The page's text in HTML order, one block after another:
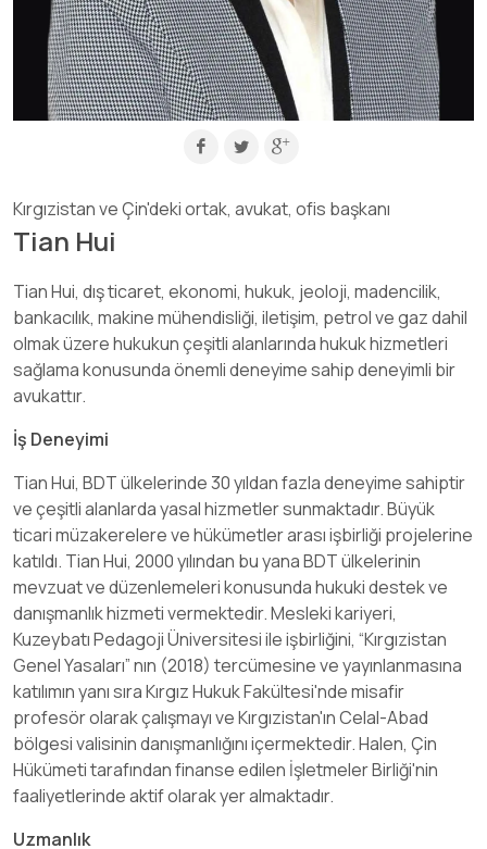
Kırgızistan ve Çin'deki ortak, avukat, ofis başkanı
Tian Hui
Tian Hui, dış ticaret, ekonomi, hukuk, jeoloji, madencilik,
bankacılık, makine mühendisliği, iletişim, petrol ve gaz dahil
olmak üzere hukukun çeşitli alanlarında hukuk hizmetleri
sağlama konusunda önemli deneyime sahip deneyimli bir
avukattır.
İş Deneyimi
Tian Hui, BDT ülkelerinde 30 yıldan fazla deneyime sahiptir
ve çeşitli alanlarda yasal hizmetler sunmaktadır. Büyük
ticari müzakerelere ve hükümetler arası işbirliği projelerine
katıldı. Tian Hui, 2000 yılından bu yana BDT ülkelerinin
mevzuat ve düzenlemeleri konusunda hukuki destek ve
danışmanlık hizmeti vermektedir. Mesleki kariyeri,
Kuzeybatı Pedagoji Üniversitesi ile işbirliğini, “Kırgızistan
Genel Yasaları” nın (2018) tercümesine ve yayınlanmasına
katılımın yanı sıra Kırgız Hukuk Fakültesi'nde misafir
profesör olarak çalışmayı ve Kırgızistan'ın Celal-Abad
bölgesi valisinin danışmanlığını içermektedir. Halen, Çin
Hükümeti tarafından finanse edilen İşletmeler Birliği'nin
faaliyetlerinde aktif olarak yer almaktadır.
Uzmanlık